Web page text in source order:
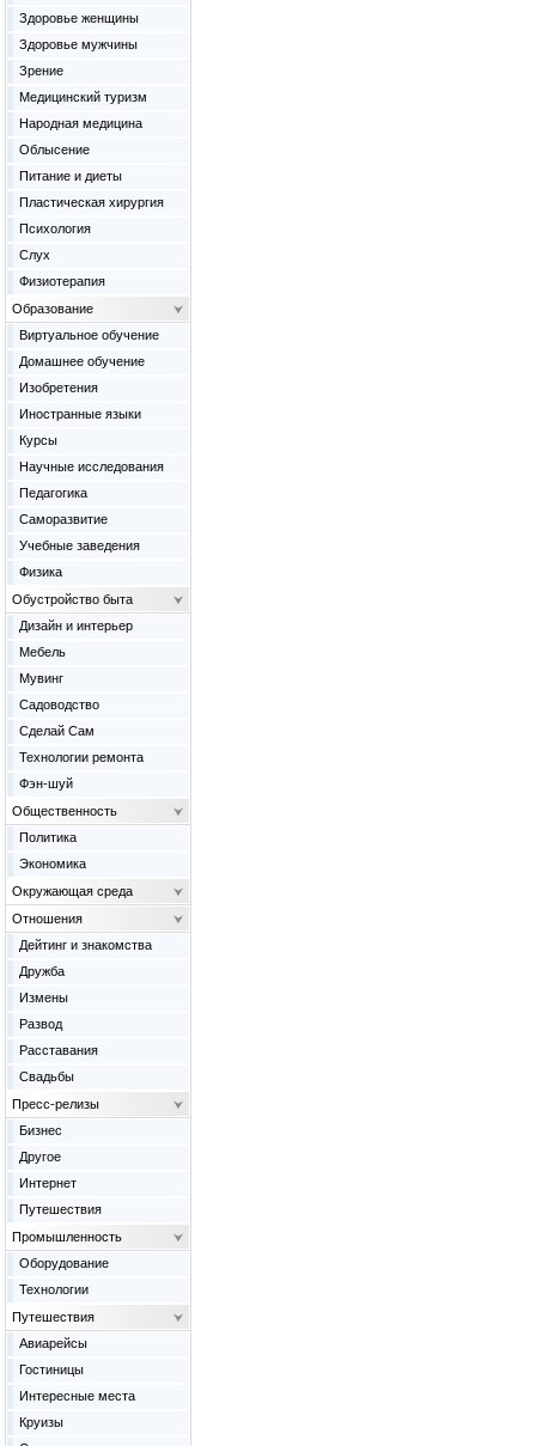
Здоровье женщины
Здоровье мужчины
Зрение
Медицинский туризм
Народная медицина
Облысение
Питание и диеты
Пластическая хирургия
Психология
Слух
Физиотерапия
Образование
Виртуальное обучение
Домашнее обучение
Изобретения
Иностранные языки
Курсы
Научные исследования
Педагогика
Саморазвитие
Учебные заведения
Физика
Обустройство быта
Дизайн и интерьер
Мебель
Мувинг
Садоводство
Сделай Сам
Технологии ремонта
Фэн-шуй
Общественность
Политика
Экономика
Окружающая среда
Отношения
Дейтинг и знакомства
Дружба
Измены
Развод
Расставания
Свадьбы
Пресс-релизы
Бизнес
Другое
Интернет
Путешествия
Промышленность
Оборудование
Технологии
Путешествия
Авиарейсы
Гостиницы
Интересные места
Круизы